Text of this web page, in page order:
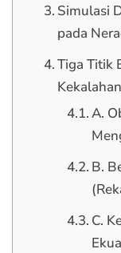
Simulasi
pada
Tiga Titik
A.
B.
C.